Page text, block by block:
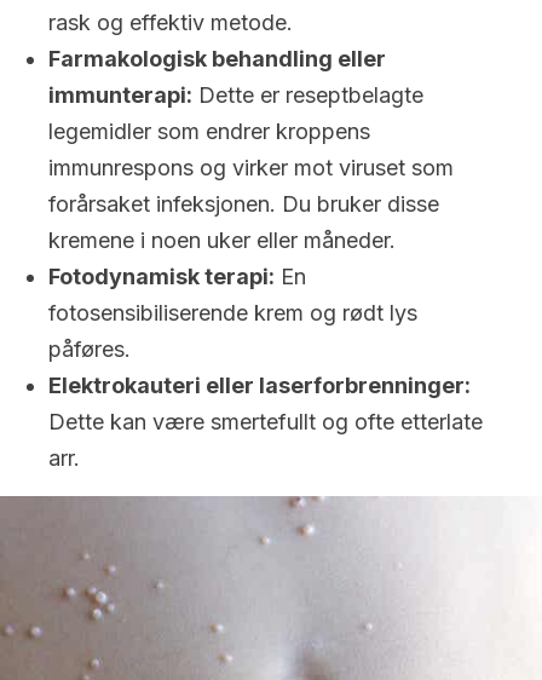
rask og effektiv metode.
Farmakologisk behandling eller
immunterapi: Dette er reseptbelagte
legemidler som endrer kroppens
immunrespons og virker mot viruset som
forårsaket infeksjonen. Du bruker disse
kremene i noen uker eller måneder.
Fotodynamisk terapi: En
fotosensibiliserende krem og rødt lys
påføres.
Elektrokauteri eller laserforbrenninger:
Dette kan være smertefullt og ofte etterlate
arr.